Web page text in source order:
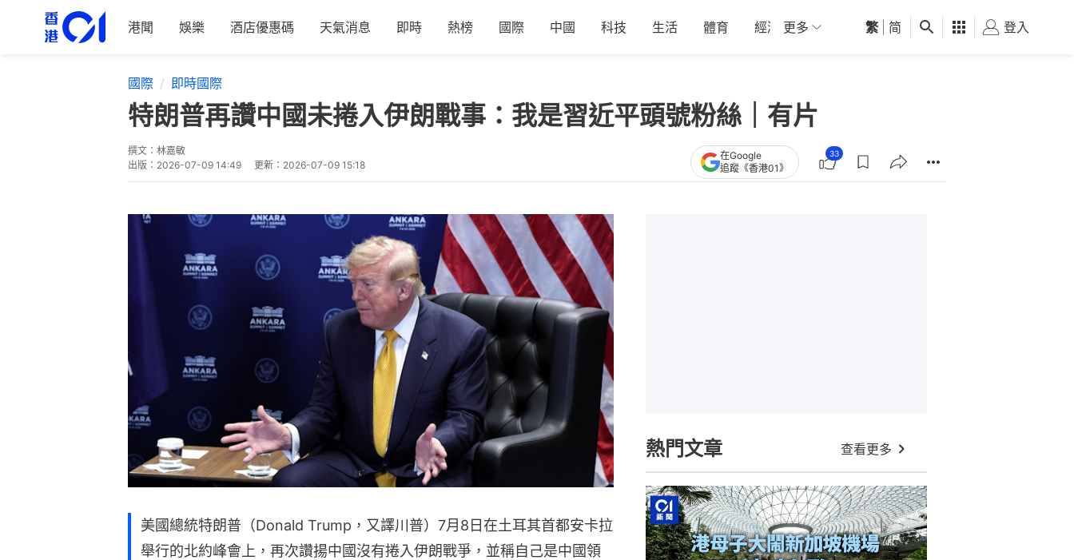
港聞 娛樂 酒店優惠碼 天氣消息 即時 熱榜 國際 中國 科技 生活 體育 經濟 01深圳 觀點 健康 好食玩飛
更多 繁 简 登入
國際 即時國際
特朗普再讚中國未捲入伊朗戰事：我是習近平頭號粉絲｜有片
撰文： 林嘉敏
出版： 2026-07-09 14:49 更新： 2026-07-09 15:18
在Google
追蹤《香港01》
33
美國總統特朗普（Donald Trump，又譯川普）7月8日在土耳其首都安卡拉
舉行的北約峰會上，再次讚揚中國沒有捲入伊朗戰爭，並稱自己是中國領
熱門文章 查看更多